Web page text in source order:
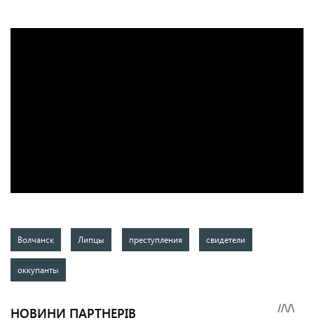
Волчанск Липцы преступления свидетели
оккупанты